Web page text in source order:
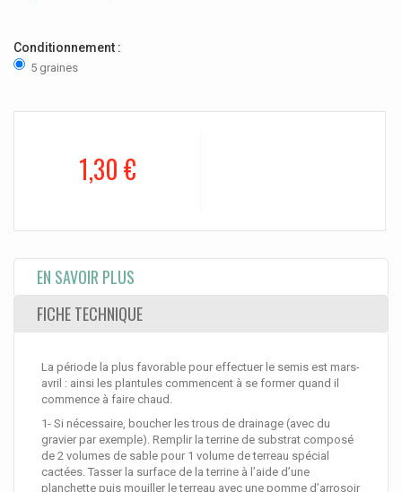
Conditionnement :
5 graines
1,30 €
EN SAVOIR PLUS
FICHE TECHNIQUE
La période la plus favorable pour effectuer le semis est mars-
avril : ainsi les plantules commencent à se former quand il
commence à faire chaud.
1- Si nécessaire, boucher les trous de drainage (avec du
gravier par exemple). Remplir la terrine de substrat composé
de 2 volumes de sable pour 1 volume de terreau spécial
cactées. Tasser la surface de la terrine à l’aide d’une
planchette puis mouiller le terreau avec une pomme d’arrosoir